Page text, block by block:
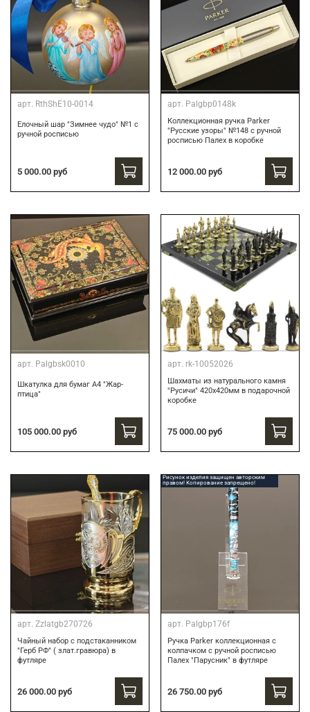
арт. RthShE10-0014
Елочный шар "Зимнее чудо" №1 с
ручной росписью
5 000.00 руб
арт. Palgbp0148k
Коллекционная ручка Parker
"Русские узоры" №148 с ручной
росписью Палех в коробке
12 000.00 руб
арт. Palgbsk0010
Шкатулка для бумаг А4 "Жар-
птица"
105 000.00 руб
арт. rk-10052026
Шахматы из натурального камня
"Русичи" 420х420мм в подарочной
коробке
75 000.00 руб
арт. Zzlatgb270726
Чайный набор с подстаканником
"Герб РФ" ( злат.гравюра) в
футляре
26 000.00 руб
Рисунок изделия защищен авторским
правом! Копирование запрещено!
арт. Palgbp176f
Ручка Parker коллекционная с
колпачком с ручной росписью
Палех "Парусник" в футляре
26 750.00 руб